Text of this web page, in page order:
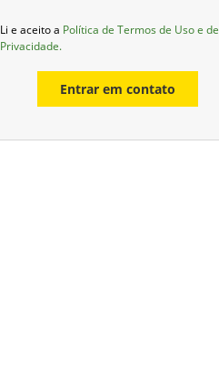
Li e aceito a Política de Termos de Uso e de
Privacidade.
Entrar em contato